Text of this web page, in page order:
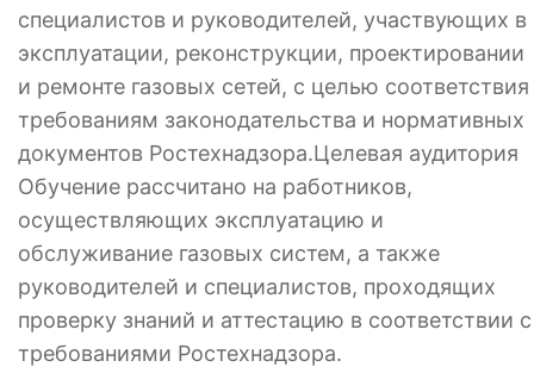
специалистов и руководителей, участвующих в
эксплуатации, реконструкции, проектировании
и ремонте газовых сетей, с целью соответствия
требованиям законодательства и нормативных
документов Ростехнадзора.Целевая аудитория
Обучение рассчитано на работников,
осуществляющих эксплуатацию и
обслуживание газовых систем, а также
руководителей и специалистов, проходящих
проверку знаний и аттестацию в соответствии с
требованиями Ростехнадзора.